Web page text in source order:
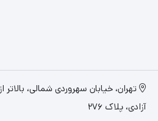
تهران، خیابان سهروردی شمالی،
آزادی، پلاک 276